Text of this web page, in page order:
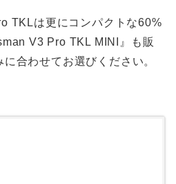
TKLは更にコンパクトな60%
V3 Pro TKL MINI』も販
合わせてお選びください。